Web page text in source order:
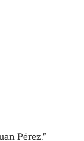
Pérez.”